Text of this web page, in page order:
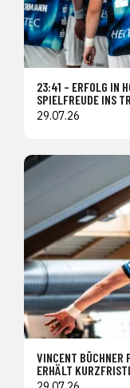
23:41 – ERFOLG IN
SPIELFREUDE INS
29.07.26
VINCENT BÜCHNER
ERHÄLT